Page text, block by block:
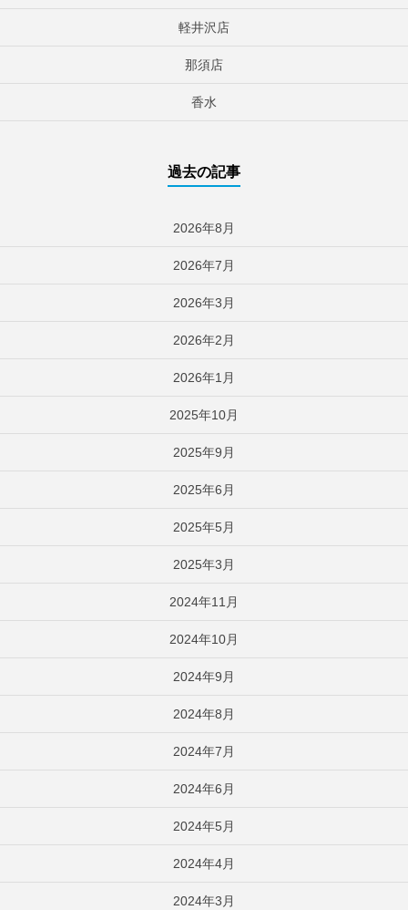
軽井沢店
那須店
香水
過去の記事
2026年8月
2026年7月
2026年3月
2026年2月
2026年1月
2025年10月
2025年9月
2025年6月
2025年5月
2025年3月
2024年11月
2024年10月
2024年9月
2024年8月
2024年7月
2024年6月
2024年5月
2024年4月
2024年3月